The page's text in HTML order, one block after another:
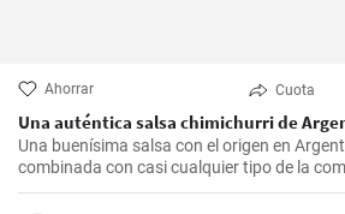
Ahorrar Cuota
Una auténtica salsa chimichurri de
Una buenísima salsa con el origen en
combinada con casi cualquier tipo de la
debería hacer es seguir la receta presente.